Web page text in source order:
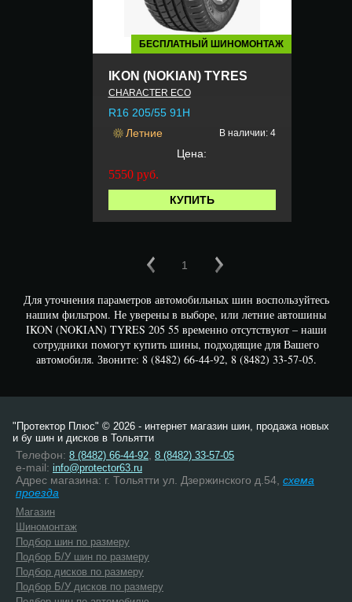
БЕСПЛАТНЫЙ ШИНОМОНТАЖ
IKON (NOKIAN) TYRES
CHARACTER ECO
R16 205/55 91H
Летние
В наличии: 4
Цена:
5550 руб.
КУПИТЬ
1
Для уточнения параметров автомобильных шин воспользуйтесь
нашим фильтром. Не уверены в выборе, или летние автошины
IKON (NOKIAN) TYRES 205 55 временно отсутствуют – наши
сотрудники помогут купить шины, подходящие для Вашего
автомобиля. Звоните: 8 (8482) 66-44-92, 8 (8482) 33-57-05.
"Протектор Плюс" © 2026 - интернет магазин шин, продажа новых
и бу шин и дисков в Тольятти
Телефон: 8 (8482) 66-44-92 8 (8482) 33-57-05
e-mail: info@protector63.ru
Адрес магазина: г. Тольятти ул. Дзержинского д.54, схема
проезда
Магазин
Шиномонтаж
Подбор шин по размеру
Подбор Б/У шин по размеру
Подбор дисков по размеру
Подбор Б/У дисков по размеру